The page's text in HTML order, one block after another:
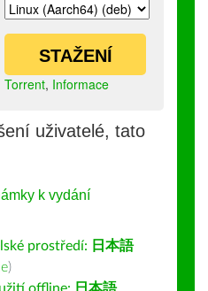
STAŽENÍ
Torrent, Informace
uživatelé, tato
k vydání
prostředí: 日本語
)